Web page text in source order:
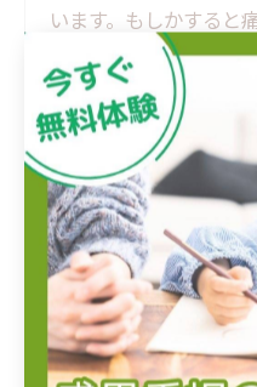
います。もしかすると
え気づかずに生きて
出来るだけこのタイプ
ませんので、いやいや
までは今までやったこ
て欲しいです。
社会に出ると努力をし
に周りは助けてくれま
やってもやってもなか